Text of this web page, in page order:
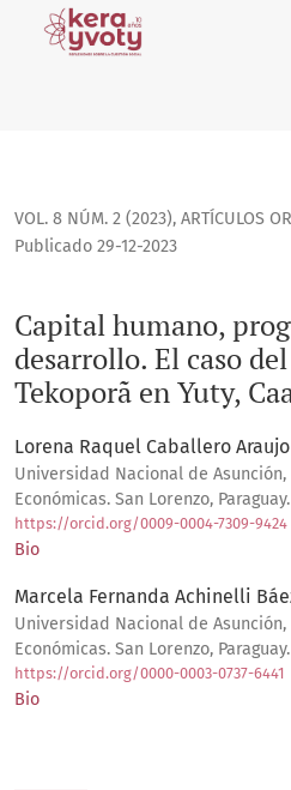
Capital humano, programas
VOL. 8 NÚM. 2 (2023), ARTÍCULOS
Capital humano,
desarrollo. El caso
Tekoporã en Yuty,
Publicado 29-12-2023
Lorena Raquel Caballero Araujo
Universidad Nacional de Asunción,
Económicas. San Lorenzo, Paraguay.
https://orcid.org/0009-0004-7309-9424
Bio
Marcela Fernanda Achinelli
Universidad Nacional de Asunción,
Económicas. San Lorenzo, Paraguay.
https://orcid.org/0000-0003-0737-6441
Bio